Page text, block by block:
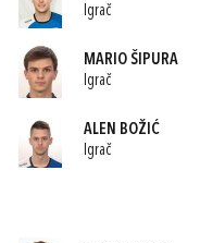
Igrač
MARIO ŠIPURA
Igrač
ALEN BOŽIĆ
Igrač